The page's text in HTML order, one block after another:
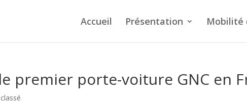
Accueil Présentation Mobilité
premier porte-voiture GNC en